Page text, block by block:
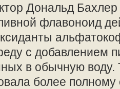
Дональд Бахлер
флавоноид
с добавлением
в обычную воду.
более